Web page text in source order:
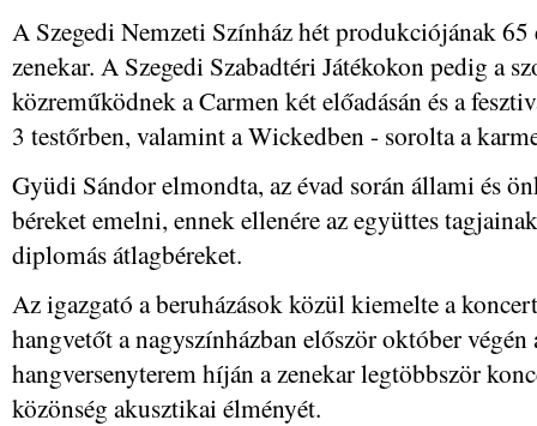
A Szegedi Nemzeti Színház hét produkciójának
zenekar. A Szegedi Szabadtéri Játékokon pedig a
közreműködnek a Carmen két előadásán és a
3 testőrben, valamint a Wickedben - sorolta a
Gyüdi Sándor elmondta, az évad során állami és
béreket emelni, ennek ellenére az együttes
diplomás átlagbéreket.
Az igazgató a beruházások közül kiemelte a
hangvetőt a nagyszínházban először október
hangversenyterem híján a zenekar legtöbbször
közönség akusztikai élményét.